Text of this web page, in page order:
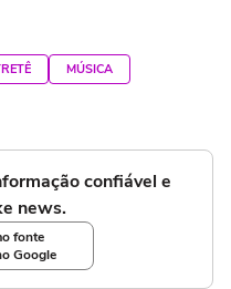
MÚSICA
confiável e
news.
fonte
Google